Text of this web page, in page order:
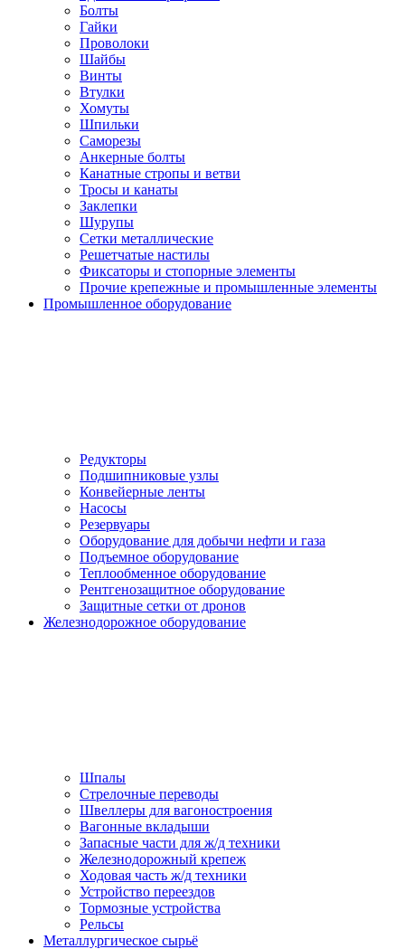
Болты
Гайки
Проволоки
Шайбы
Винты
Втулки
Хомуты
Шпильки
Саморезы
Анкерные болты
Канатные стропы и ветви
Тросы и канаты
Заклепки
Шурупы
Сетки металлические
Решетчатые настилы
Фиксаторы и стопорные элементы
Прочие крепежные и промышленные элементы
Промышленное оборудование
Редукторы
Подшипниковые узлы
Конвейерные ленты
Насосы
Резервуары
Оборудование для добычи нефти и газа
Подъемное оборудование
Теплообменное оборудование
Рентгенозащитное оборудование
Защитные сетки от дронов
Железнодорожное оборудование
Шпалы
Стрелочные переводы
Швеллеры для вагоностроения
Вагонные вкладыши
Запасные части для ж/д техники
Железнодорожный крепеж
Ходовая часть ж/д техники
Устройство переездов
Тормозные устройства
Рельсы
Металлургическое сырьё